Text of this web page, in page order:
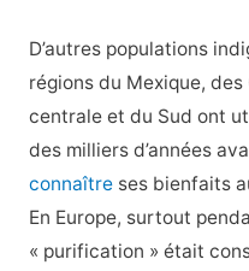
D’autres populations
régions du Mexique, des
centrale et du Sud ont
des milliers d’années
connaîtreses bienfaits
En Europe, surtout
« purification » était